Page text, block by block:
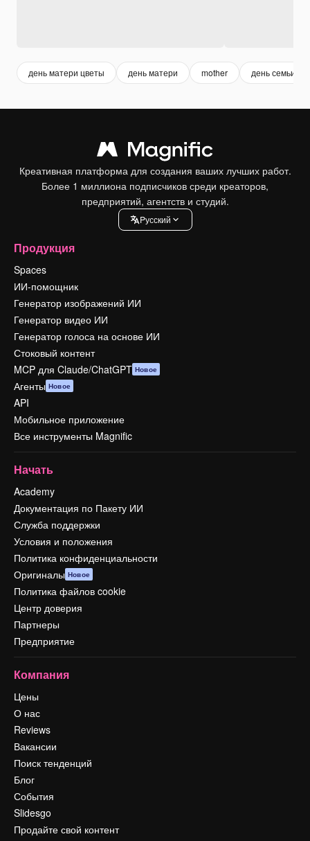
день матери цветы день матери mother день семьи
Креативная платформа для создания ваших лучших работ.
Более 1 миллиона подписчиков среди креаторов,
предприятий, агентств и студий.
Pусский
Продукция
Spaces
ИИ-помощник
Генератор изображений ИИ
Генератор видео ИИ
Генератор голоса на основе ИИ
Стоковый контент
MCP для Claude/ChatGPT Новое
Агенты Новое
API
Мобильное приложение
Все инструменты Magnific
Начать
Academy
Документация по Пакету ИИ
Служба поддержки
Условия и положения
Политика конфиденциальности
Оригиналы Новое
Политика файлов cookie
Центр доверия
Партнеры
Предприятие
Компания
Цены
О нас
Reviews
Вакансии
Поиск тенденций
Блог
События
Slidesgo
Продайте свой контент